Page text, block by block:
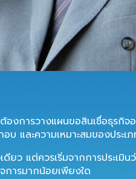
งการวางแผนขอสินเชื่อธุรกิจอ
และความเหมาะสมของประ
ยว แต่ควรเริ่มจากการประเมิ
การมากน้อยเพียงใด